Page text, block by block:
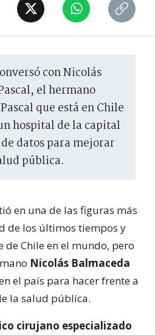
el hermano
que está en Chile
hospital de la capital
datos para mejorar
pública.
en una de las figuras más
de los últimos tiempos y
de Chile en el mundo, pero
Nicolás Balmaceda
el país para hacer frente a
la salud pública.
cirujano especializado